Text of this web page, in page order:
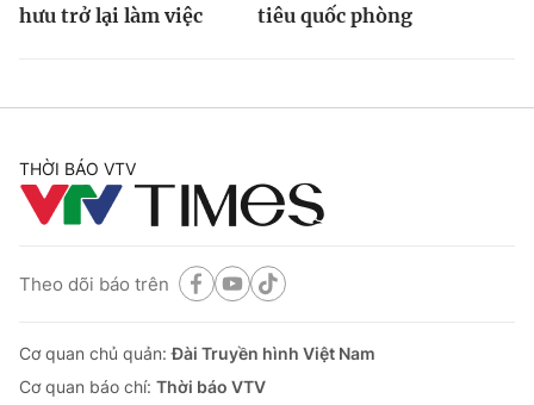
hưu trở lại làm việc
tiêu quốc phòng
THỜI BÁO VTV
Theo dõi báo trên
Cơ quan chủ quản:Đài Truyền hình Việt Nam
Cơ quan báo chí: Thời báo VTV